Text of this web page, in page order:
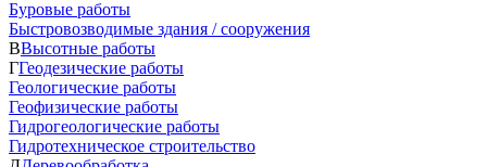
Буровые работы
Быстровозводимые здания / сооружения
ВВысотные работы
ГГеодезические работы
Геологические работы
Геофизические работы
Гидрогеологические работы
Гидротехническое строительство